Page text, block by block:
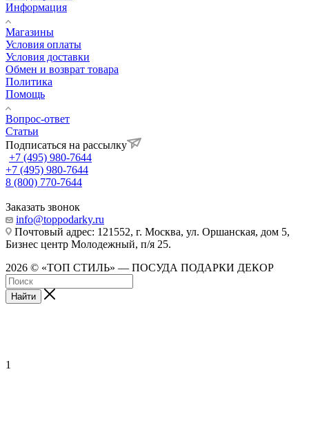
Информация
Магазины
Условия оплаты
Условия доставки
Обмен и возврат товара
Политика
Помощь
Вопрос-ответ
Статьи
Подписаться на рассылку
+7 (495) 980-7644
+7 (495) 980-7644
8 (800) 770-7644
Заказать звонок
info@toppodarky.ru
Почтовый адрес: 121552, г. Москва, ул. Оршанская, дом 5,
Бизнес центр Молодежный, п/я 25.
2026 © «ТОП СТИЛЬ» — ПОСУДА ПОДАРКИ ДЕКОР
Найти
1